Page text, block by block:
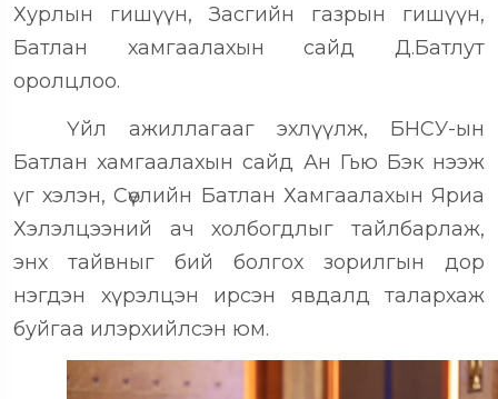
Хурлын гишүүн, Засгийн газрын гишүүн,
Батлан хамгаалахын сайд Д.Батлут
оролцлоо.
Үйл ажиллагааг эхлүүлж, БНСУ-ын
Батлан хамгаалахын сайд Ан Гью Бэк нээж
үг хэлэн, Сөүлийн Батлан Хамгаалахын Яриа
Хэлэлцээний ач холбогдлыг тайлбарлаж,
энх тайвныг бий болгох зорилгын дор
нэгдэн хүрэлцэн ирсэн явдалд талархаж
буйгаа илэрхийлсэн юм.